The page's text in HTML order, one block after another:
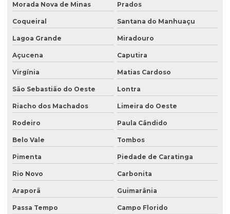
Morada Nova de Minas Prados
Coqueiral Santana do Manhuaçu
Lagoa Grande Miradouro
Açucena Caputira
Virgínia Matias Cardoso
São Sebastião do Oeste Lontra
Riacho dos Machados Limeira do Oeste
Rodeiro Paula Cândido
Belo Vale Tombos
Pimenta Piedade de Caratinga
Rio Novo Carbonita
Araporã Guimarânia
Passa Tempo Campo Florido